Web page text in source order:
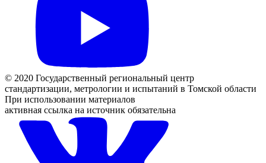
© 2020 Государственный региональный центр
стандартизации, метрологии и испытаний в Томской области
При использовании материалов
активная ссылка на источник обязательна